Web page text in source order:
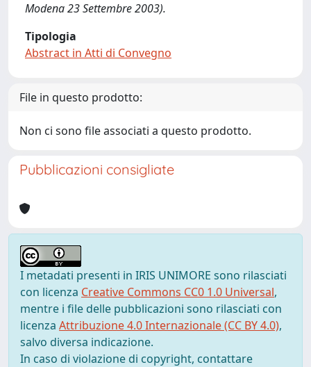
Modena 23 Settembre 2003).
Tipologia
Abstract in Atti di Convegno
File in questo prodotto:
Non ci sono file associati a questo prodotto.
Pubblicazioni consigliate
I metadati presenti in IRIS UNIMORE sono rilasciati
con licenza Creative Commons CC0 1.0 Universal,
mentre i file delle pubblicazioni sono rilasciati con
licenza Attribuzione 4.0 Internazionale (CC BY 4.0),
salvo diversa indicazione.
In caso di violazione di copyright, contattare